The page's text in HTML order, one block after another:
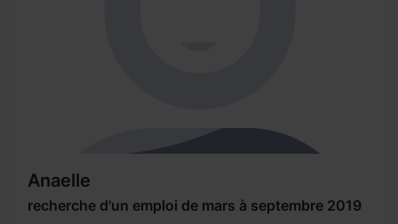
Anaelle
recherche d'un emploi de mars à septembre 2019